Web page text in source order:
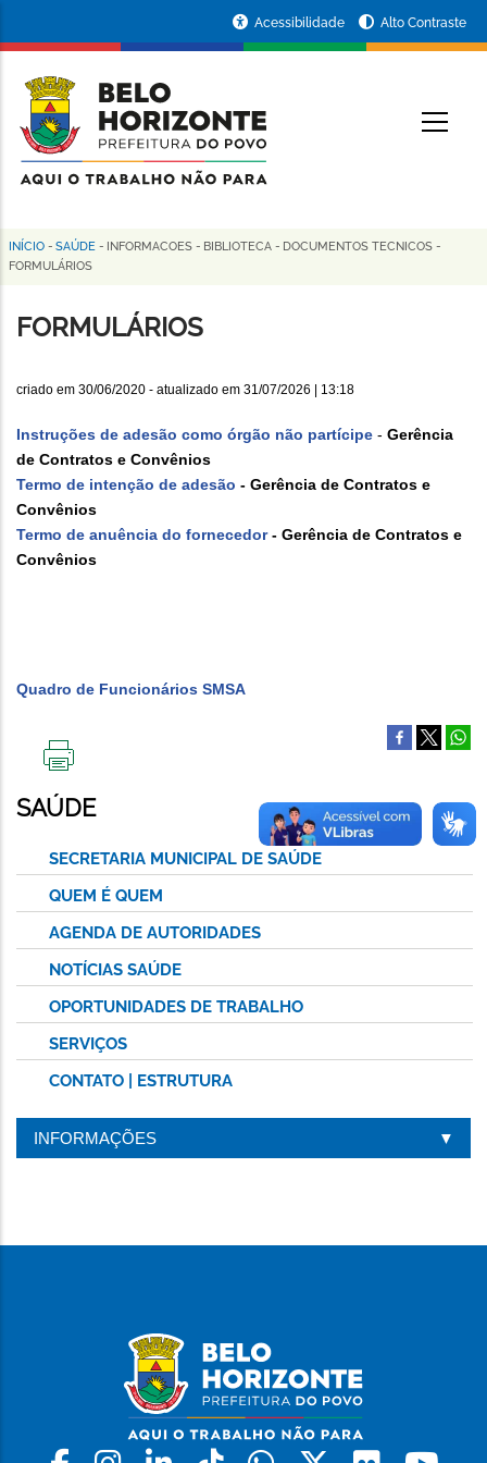
conteúdo
principal
da
Prefeitura
de
Horizonte
Acessibilidade Alto Contraste
Trilha
navegação
INÍCIO - SAÚDE - INFORMACOES - BIBLIOTECA - DOCUMENTOS TECNICOS -
FORMULÁRIOS
FORMULÁRIOS
criado em 30/06/2020 - atualizado em 31/07/2026 | 13:18
Instruções de adesão como órgão não partícipe - Gerência
de Contratos e Convênios
Termo de intenção de adesão - Gerência de Contratos e
Convênios
Termo de anuência do fornecedor- Gerência de Contratos e
Convênios
Quadro de Funcionários SMSA
ESTA
PÁGINA
SAÚDE
SECRETARIA MUNICIPAL DE SAÚDE
QUEM É QUEM
AGENDA DE AUTORIDADES
NOTÍCIAS SAÚDE
OPORTUNIDADES DE TRABALHO
SERVIÇOS
CONTATO | ESTRUTURA
INFORMAÇÕES